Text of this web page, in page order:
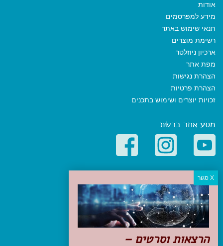
אודות
מידע למפרסמים
תנאי שימוש באתר
רשימת מוצרים
ארכיון ניוזלטר
מפת אתר
הצהרת נגישות
הצהרת פרטיות
זכויות יוצרים ושימוש בתכנים
מסע אחר ברשת
קטגוריות פופולריות
יעדים
טיולים בישראל
מלונות בוטיק בישראל
טיפים והמלצות
הכנות לנסיעה
הרצאות וסרטים –